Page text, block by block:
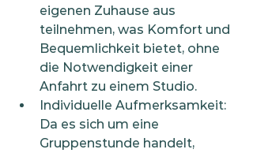
eigenen Zuhause aus
teilnehmen, was Komfort und
Bequemlichkeit bietet, ohne
die Notwendigkeit einer
Anfahrt zu einem Studio.
Individuelle Aufmerksamkeit:
Da es sich um eine
Gruppenstunde handelt,